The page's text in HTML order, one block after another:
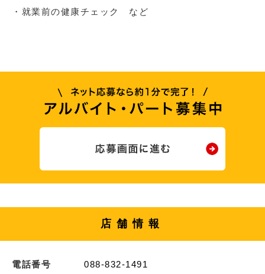
・就業前の健康チェック など
店舗情報
電話番号 088-832-1491